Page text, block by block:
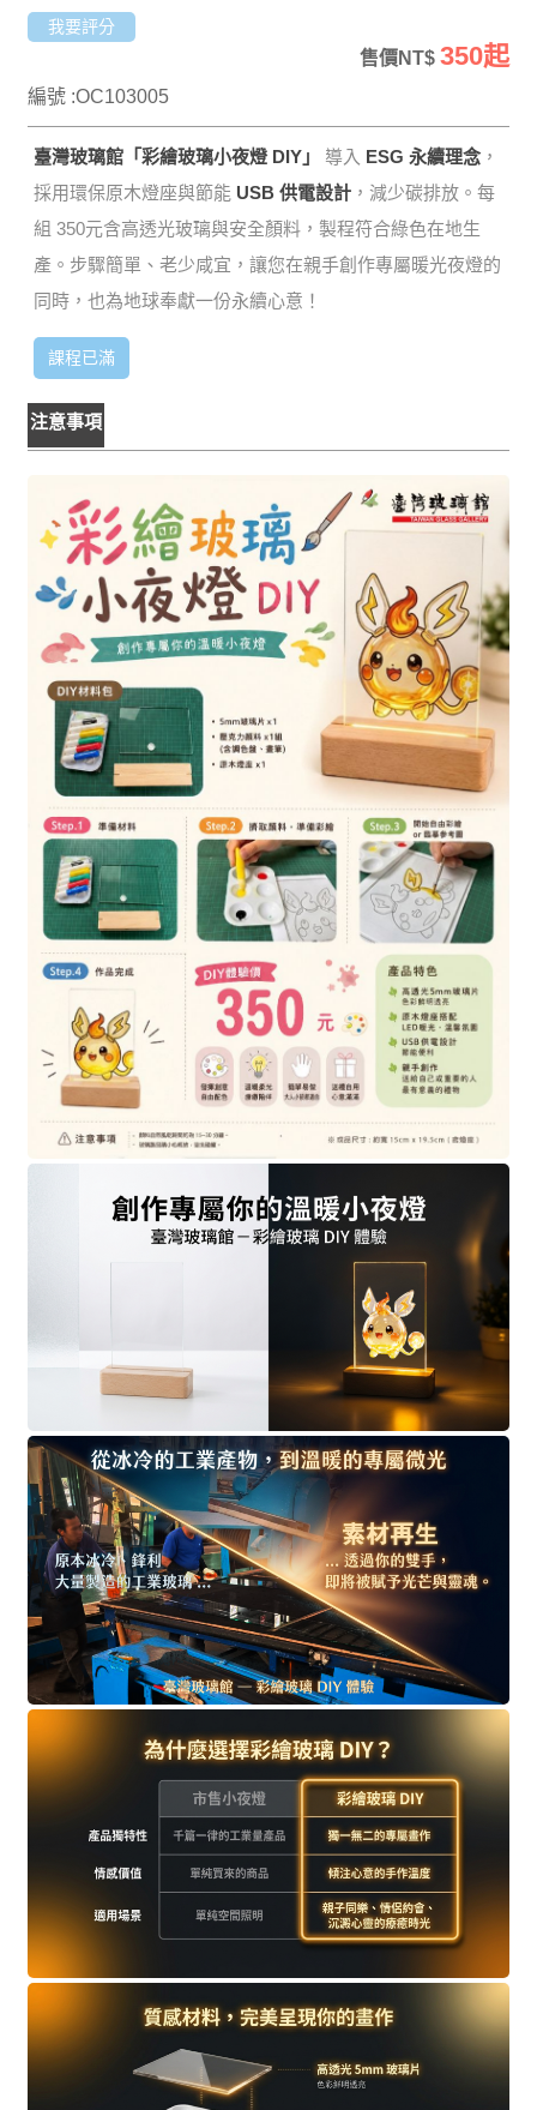
我要評分
售價NT$ 350起
編號 :OC103005
臺灣玻璃館「彩繪玻璃小夜燈 DIY」 導入 ESG 永續理念 ，
採用環保原木燈座與節能 USB 供電設計 ，減少碳排放。每
組 350元含高透光玻璃與安全顏料，製程符合綠色在地生
產。步驟簡單、老少咸宜，讓您在親手創作專屬暖光夜燈的
同時，也為地球奉獻一份永續心意！
課程已滿
注意事項